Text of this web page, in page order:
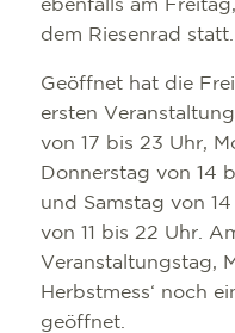
ebenfalls am
dem Riesenrad statt.
Geöffnet hat die
ersten
von 17 bis 23 Uhr,
Donnerstag von 14
und Samstag von
von 11 bis 22 Uhr.
Veranstaltungstag,
Herbstmess‘ noch
geöffnet.